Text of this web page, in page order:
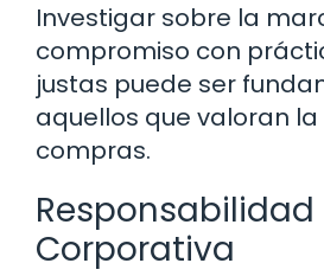
Investigar sobre la
compromiso con
justas puede ser
aquellos que valoran la
compras.
Responsabilidad
Corporativa